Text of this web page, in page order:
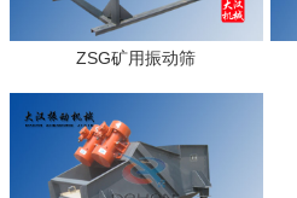
ZSG矿用振动筛